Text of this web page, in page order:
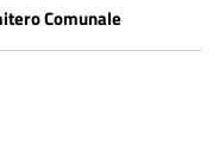
Comunale